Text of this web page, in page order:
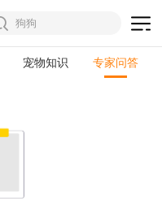
宠物知识 专家问答